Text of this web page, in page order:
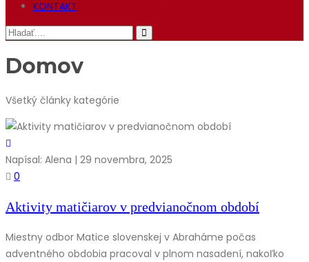
KONTAKT
Domov
Všetký články kategórie
Napísal: Alena | 29 novembra, 2025
0
Aktivity matičiarov v predvianočnom období
Miestny odbor Matice slovenskej v Abraháme počas
adventného obdobia pracoval v plnom nasadení, nakoľko